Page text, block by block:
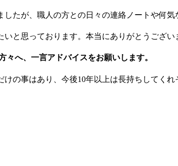
たが、職人の方との日々の連絡ノートや何
と思っております。本当にありがとうござい
へ、一言アドバイスをお願いします。
の事はあり、今後10年以上は長持ちしてくれ